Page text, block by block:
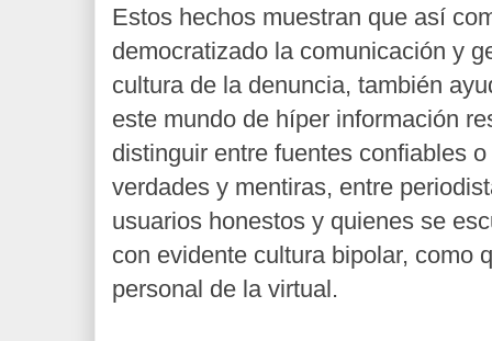
Estos hechos muestran que así
democratizado la comunicación y
cultura de la denuncia, también
este mundo de híper información
distinguir entre fuentes confiables
verdades y mentiras, entre
usuarios honestos y quienes se
con evidente cultura bipolar, como
personal de la virtual.